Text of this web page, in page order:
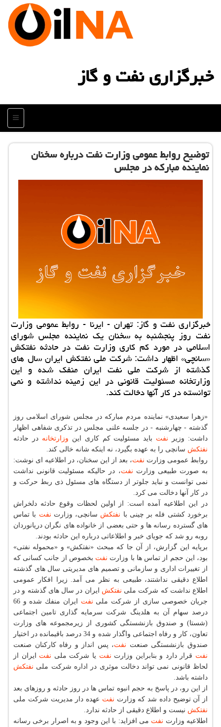
خبرگزاری نفت و گاز
منو
توضیح روابط عمومی وزارت نفت درباره سخنان
نماینده مباركه در مجلس
خبرگزاری نفت و گاز: تهران - ایرنا - روابط عمومی وزارت
نفت روز پنجشنبه به سخنان یك نماینده مجلس شورای
اسلامی در مورد كم كاری وزارت نفت در حادثه نفتكش
«سانچی» اظهار داشت: شركت ملی نفتكش ایران سال های
گذشته از شركت ملی نفت ایران منفك شده و این
وزارتخانه مسئولیت قانونی در این زمینه نداشته و نمی
توانسته در كار آنها دخالت كند.
«زهرا سعیدی» نماینده مردم مباركه در مجلس شورای اسلامی روز
گذشته - چهارشنبه - در جلسه علنی مجلس در تذكری شفاهی اظهار
داشت: وزیر نفت باید مسئولیت كم كاری این وزارتخانه در حادثه
نفتكش سانچی را به عهده بگیرد، نه اینكه شانه خالی كند.
روابط عمومی وزارت نفت، بعد از این سخنان، در اطلاعیه ای نوشت:
به صورت طبیعی وزارت نفت، در حالیكه مسئولیت قانونی نداشت
نمی توانست و نباید جلوتر از دستگاه های مسئول ذی ربط حركت و
در كار آنها دخالت می كرد.
در این اطلاعیه آمده است: از اولین لحظات وقوع حادثه دلخراش
برخورد كشتی فله بر چینی با نفتكش سانچی، وزارت نفت با تماس
های گسترده رسانه ها و حتی بعضی از خانواده های نگران دریانوردان
روبه رو شد كه جویای خبر و اطلاعاتی درباره این حادثه بودند.
برپایه این گزارش، از آن جا كه مبحث «نفتكش» و «محموله نفتی»
بود، این حجم از تماس ها با وزارت نفت بخصوص از جانب كسانی كه
از تغییرات اداری و سازمانی و تصمیم های مدیریتی سال های گذشته
اطلاع دقیقی نداشتند، طبیعی به نظر می آمد. زیرا افكار عمومی
اطلاع نداشت كه شركت ملی نفتكش ایران در سال های گذشته و در
جریان خصوصی سازی از شركت ملی نفت
ایران منفك شده و 66
درصد سهام آن به هلدینگ شركت سرمایه گذاری تامین اجتماعی
(شستا) و صندوق بازنشستگی كشوری از زیرمجموعه های وزارت
تعاون، كار و رفاه اجتماعی واگذار شده و 34 درصد باقیمانده در اختیار
صندوق بازنشستگی صنعت نفت، پس انداز و رفاه كاركنان صنعت
نفت قرار دارد و بنابراین وزارت نفت یا شركت ملی نفت ایران از
لحاظ قانونی نمی تواند دخالت موثری در اداره شركت ملی نفتكش
داشته باشد.
از این رو، در پاسخ به حجم انبوه تماس ها در روز حادثه و روزهای بعد
از آن توضیح داده شد كه وزارت نفت عهده دار مدیریت شركت ملی
نفتكش نیست و اطلاع دقیقی از حادثه ندارد.
اطلاعیه وزارت نفت می افزاید: با این وجود و به اصرار برخی رسانه